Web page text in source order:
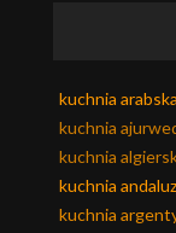
kuchnia arabska
kuchnia
kuchnia
kuchnia
kuchnia